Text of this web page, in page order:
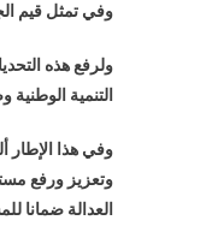
وفي تمثل قيم
ولرفع هذه
التنمية
وفي هذا الإطار
وتعزيز ورفع
العدالة ضمانا